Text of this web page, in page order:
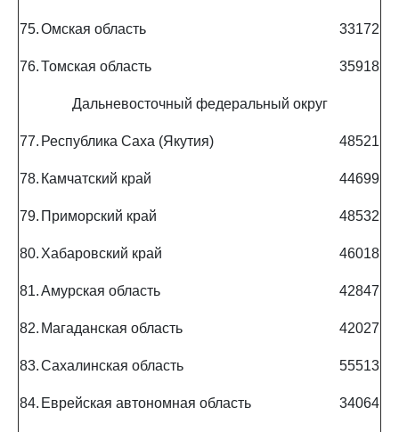
75.Омская область 33172
76.Томская область 35918
Дальневосточный федеральный округ
77. Республика Саха (Якутия) 48521
78. Камчатский край 44699
79. Приморский край 48532
80. Хабаровский край 46018
81.Амурская область 42847
82. Магаданская область 42027
83.Сахалинская область 55513
84. Еврейская автономная область 34064